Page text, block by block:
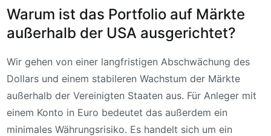
Warum ist das Portfolio auf Märkte
außerhalb der USA ausgerichtet?
Wir gehen von einer langfristigen Abschwächung des
Dollars und einem stabileren Wachstum der Märkte
außerhalb der Vereinigten Staaten aus. Für Anleger mit
einem Konto in Euro bedeutet das außerdem ein
minimales Währungsrisiko. Es handelt sich um ein